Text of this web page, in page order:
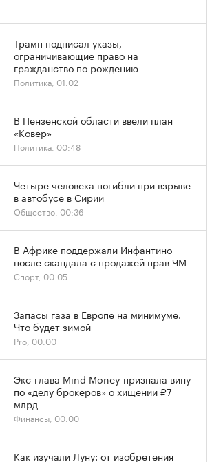
Трамп подписал указы,
ограничивающие право на
гражданство по рождению
Политика, 01:02
В Пензенской области ввели план
«Ковер»
Политика, 00:48
Четыре человека погибли при взрыве
в автобусе в Сирии
Общество, 00:36
В Африке поддержали Инфантино
после скандала с продажей прав ЧМ
Спорт, 00:05
Запасы газа в Европе на минимуме.
Что будет зимой
Pro, 00:00
Экс-глава Mind Money признала вину
по «делу брокеров» о хищении ₽7
млрд
Финансы, 00:00
Как изучали Луну: от изобретения